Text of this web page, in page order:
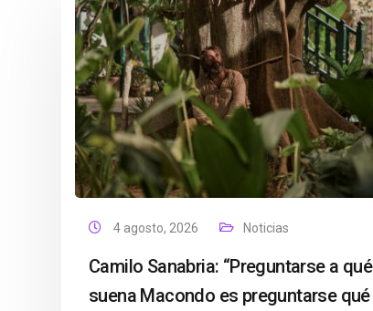
4 agosto, 2026 Noticias
Camilo Sanabria: “Preguntarse a qué
suena Macondo es preguntarse qué